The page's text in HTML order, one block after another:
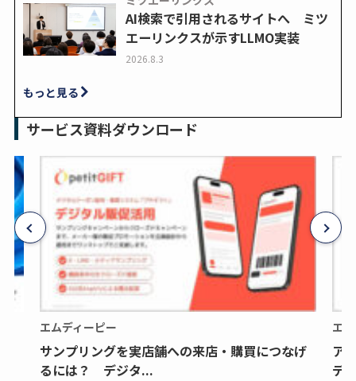
AI検索で引用されるサイトへ ミツ
エーリンクスが示すLLMO実装
2026.8.3
もっと見る
サービス資料ダウンロード
エムディーピー
サンプリングを実店舗への来店・購買につなげ
るには？ デジタ...
エ
ア
デ